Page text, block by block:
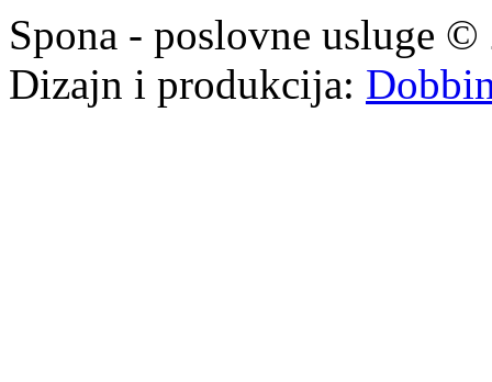
Spona - poslovne usluge
Dizajn i produkcija: